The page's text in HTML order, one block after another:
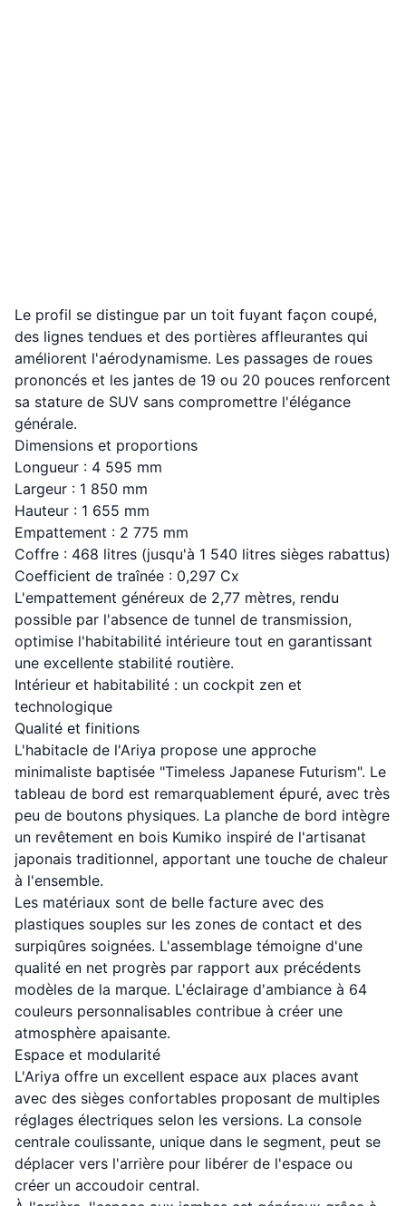
Le profil se distingue par un toit fuyant façon coupé,
des lignes tendues et des portières affleurantes qui
améliorent l'aérodynamisme. Les passages de roues
prononcés et les jantes de 19 ou 20 pouces renforcent
sa stature de SUV sans compromettre l'élégance
générale.
Dimensions et proportions
Longueur : 4 595 mm
Largeur : 1 850 mm
Hauteur : 1 655 mm
Empattement : 2 775 mm
Coffre : 468 litres (jusqu'à 1 540 litres sièges rabattus)
Coefficient de traînée : 0,297 Cx
L'empattement généreux de 2,77 mètres, rendu
possible par l'absence de tunnel de transmission,
optimise l'habitabilité intérieure tout en garantissant
une excellente stabilité routière.
Intérieur et habitabilité : un cockpit zen et
technologique
Qualité et finitions
L'habitacle de l'Ariya propose une approche
minimaliste baptisée "Timeless Japanese Futurism". Le
tableau de bord est remarquablement épuré, avec très
peu de boutons physiques. La planche de bord intègre
un revêtement en bois Kumiko inspiré de l'artisanat
japonais traditionnel, apportant une touche de chaleur
à l'ensemble.
Les matériaux sont de belle facture avec des
plastiques souples sur les zones de contact et des
surpiqûres soignées. L'assemblage témoigne d'une
qualité en net progrès par rapport aux précédents
modèles de la marque. L'éclairage d'ambiance à 64
couleurs personnalisables contribue à créer une
atmosphère apaisante.
Espace et modularité
L'Ariya offre un excellent espace aux places avant
avec des sièges confortables proposant de multiples
réglages électriques selon les versions. La console
centrale coulissante, unique dans le segment, peut se
déplacer vers l'arrière pour libérer de l'espace ou
créer un accoudoir central.